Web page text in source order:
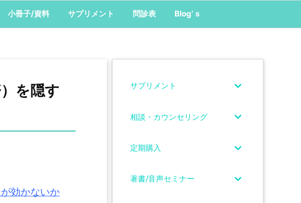
小冊子/資料 サプリメント 問診表 Blog’ｓ
を隠す
効かないか
サプリメント
相談・カウンセリング
定期購入
著書/音声セミナー